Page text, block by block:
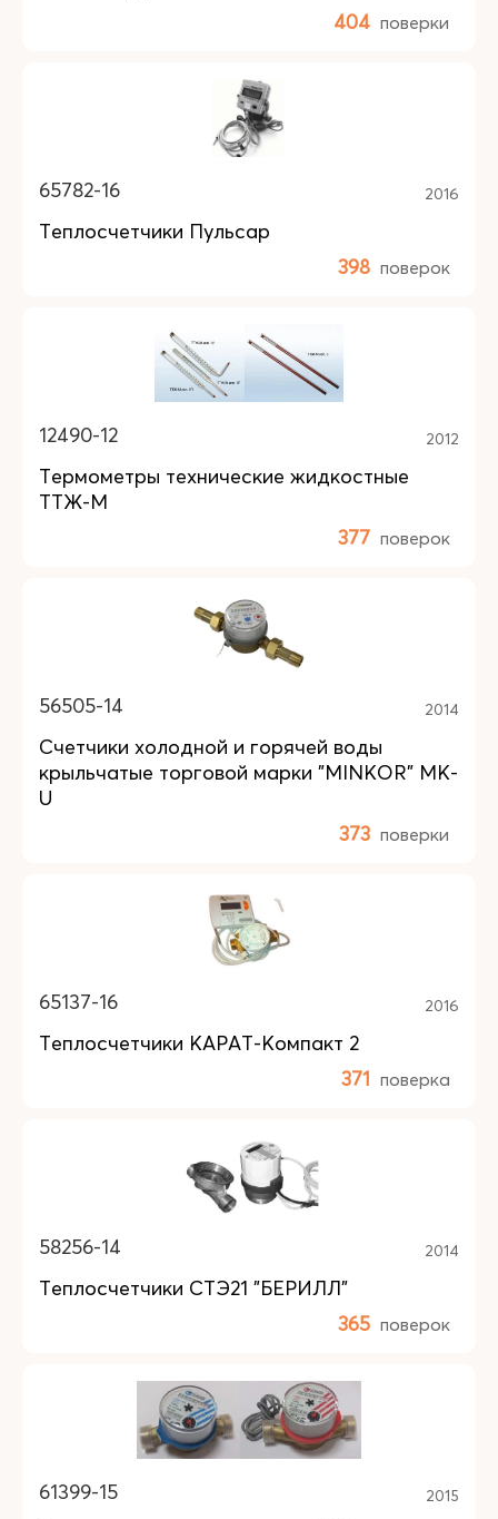
404 поверки
65782-16 2016
Теплосчетчики Пульсар
398 поверок
12490-12 2012
Термометры технические жидкостные
ТТЖ-М
377 поверок
56505-14 2014
Счетчики холодной и горячей воды
крыльчатые торговой марки "MINKOR" MK-
U
373 поверки
65137-16 2016
Теплосчетчики КАРАТ-Компакт 2
371 поверка
58256-14 2014
Теплосчетчики СТЭ21 "БЕРИЛЛ"
365 поверок
61399-15 2015